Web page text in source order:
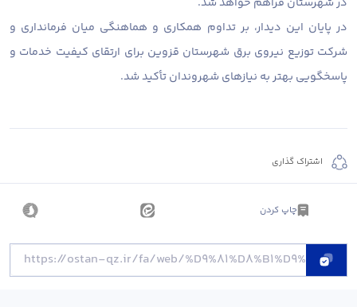
در پایان این دیدار، بر تداوم همکاری و هماهنگی میان فرمانداری و
شرکت توزیع نیروی برق شهرستان قزوین برای ارتقای کیفیت خدمات و
پاسخگویی بهتر به نیازهای شهروندان تأکید شد.
اشتراک گذاری
چاپ کردن